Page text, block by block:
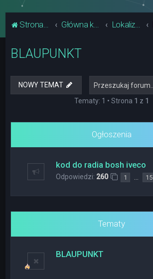
Strona główna Główna kategoria forum Lokalizacja Układów Pamięci Radia
BLAUPUNKT
NOWY TEMAT
Tematy: 1 • Strona 1 z 1
Ogłoszenia
kod do radia bosh iveco
Odpowiedzi: 260 1 … 15
Tematy
BLAUPUNKT